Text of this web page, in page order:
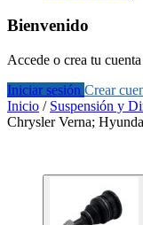
Bienvenido
Accede o crea tu
Iniciar sesión Crear
Inicio / Suspensión y
Chrysler Verna;